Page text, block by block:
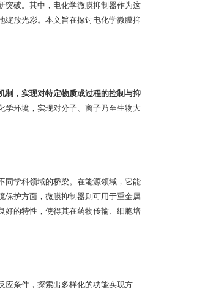
破。其中，电化学微膜抑制器作为这
绽放光彩。本文旨在探讨电化学微膜抑
制，实现对特定物质或过程的控制与抑
学环境，实现对分子、离子乃至生物大
学科领域的桥梁。在能源领域，它能
保护方面，微膜抑制器则可用于重金属
好的特性，使得其在药物传输、细胞培
条件，探索出多样化的功能实现方